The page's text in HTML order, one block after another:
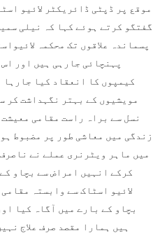
موقع پر ڈپٹی ڈائریکٹر لائیو
گفتگو کرتے ہوئے کہا کہ نیلی
پسماندہ علاقوں تک محکمہ
پہنچائی جارہی ہیں اور
کیمپوں کا انعقاد کیا
مویشیوں کے بہتر نگہداشت کر
نسل سے براہ راست مقامی
زندگی میں معاشی طور پر مضبوط
میں ماہر ویٹرنری عملے نے
کرکے انہیں امراض سے بچاو
لائیو اسٹاک سے وابستہ
بچاو کے بارے میں آگاہ کیا
ہیں ہمارا مقصد صرف علاج